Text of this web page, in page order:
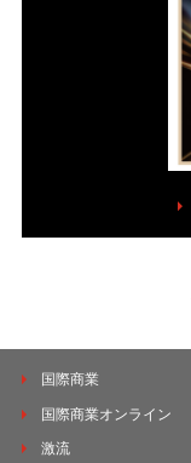
国際商業
国際商業オンライン
激流